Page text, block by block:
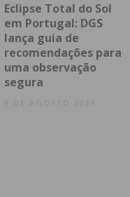
Eclipse Total do Sol
em Portugal: DGS
lança guia de
recomendações para
uma observação
segura
9 DE AGOSTO 2026